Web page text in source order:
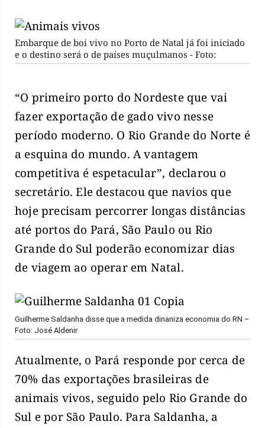
Embarque de boi vivo no Porto de Natal já foi iniciado
e o destino será o de países muçulmanos - Foto:
“O primeiro porto do Nordeste que vai
fazer exportação de gado vivo nesse
período moderno. O Rio Grande do Norte é
a esquina do mundo. A vantagem
competitiva é espetacular”, declarou o
secretário. Ele destacou que navios que
hoje precisam percorrer longas distâncias
até portos do Pará, São Paulo ou Rio
Grande do Sul poderão economizar dias
de viagem ao operar em Natal.
Guilherme Saldanha disse que a medida dinaniza economia do RN –
Foto: José Aldenir
Atualmente, o Pará responde por cerca de
70% das exportações brasileiras de
animais vivos, seguido pelo Rio Grande do
Sul e por São Paulo. Para Saldanha, a